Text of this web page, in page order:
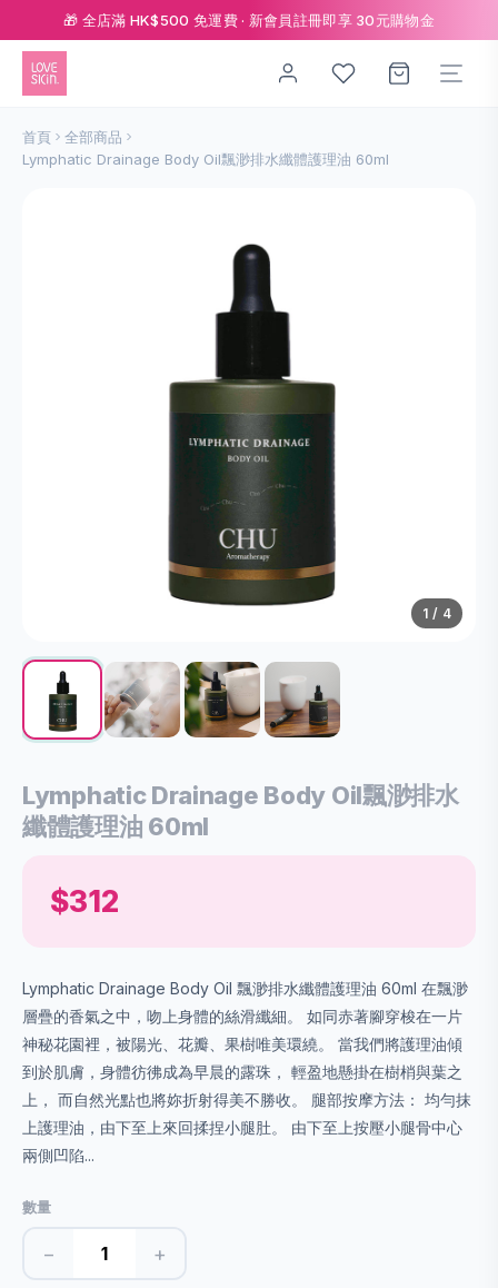
🎁 全店滿 HK$500 免運費 · 新會員註冊即享 30元購物金
首頁
全部商品
Lymphatic Drainage Body Oil飄渺排⽔纖體護理油 60ml
1 / 4
Lymphatic Drainage Body Oil飄渺排⽔
纖體護理油 60ml
$312
Lymphatic Drainage Body Oil 飄渺排⽔纖體護理油 60ml 在飄渺
層疊的⾹氣之中，吻上身體的絲滑纖細。 如同⾚著腳穿梭在⼀⽚
神秘花園裡，被陽光、花瓣、果樹唯美環繞。 當我們將護理油傾
到於肌膚，身體彷彿成為早晨的露珠， 輕盈地懸掛在樹梢與葉之
上， ⽽⾃然光點也將妳折射得美不勝收。 腿部按摩方法： 均勻抹
上護理油，由下至上來回揉捏小腿肚。 由下至上按壓小腿骨中心
兩側凹陷...
數量
− +